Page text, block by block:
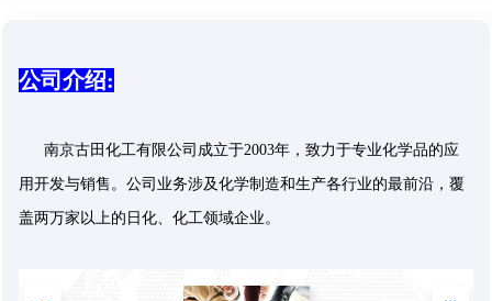
公司介绍:
南京古田化工有限公司成立于2003年，致力于专业化学品的应
用开发与销售。公司业务涉及化学制造和生产各行业的最前沿，覆
盖两万家以上的日化、化工领域企业。